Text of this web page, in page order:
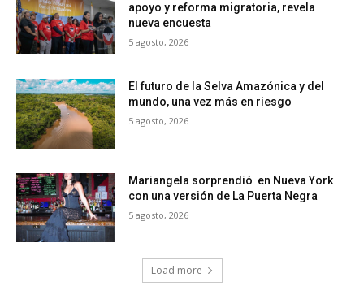
apoyo y reforma migratoria, revela
nueva encuesta
5 agosto, 2026
El futuro de la Selva Amazónica y del
mundo, una vez más en riesgo
5 agosto, 2026
Mariangela sorprendió en Nueva York
con una versión de La Puerta Negra
5 agosto, 2026
Load more